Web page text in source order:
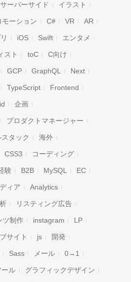
検索
サーバーサイド イラスト
モーション C# VR AR
iOS Swift エンタメ
スト toC C向け
GCP GraphQL Next
TypeScript Frontend
企画
プロダクトマネージャー
スタック 海外
CSS3 コーディング
験 B2B MySQL EC
ィア Analytics
リスティング広告
ツ制作 instagram LP
サイト js 開発
Sass メール 0→1
ール グラフィックデザイン